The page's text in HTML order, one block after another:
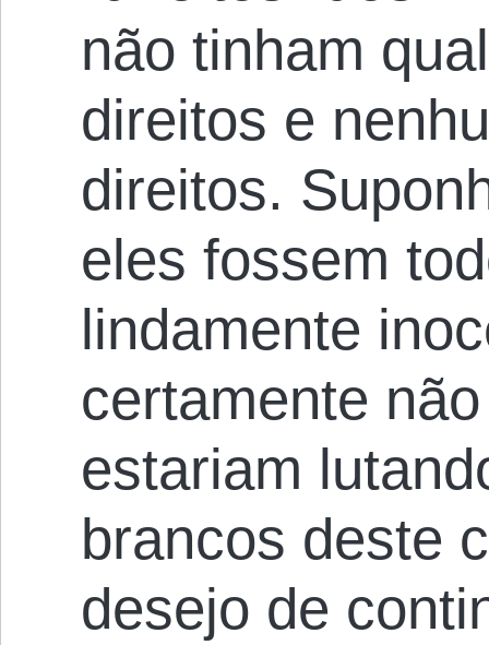
não tinham
direitos e
direitos.
eles fossem
lindamente
certamente
estariam
brancos deste
desejo de